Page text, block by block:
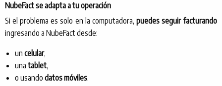
NubeFact se adapta a tu operación
Si el problema es solo en la computadora, puedes seguir facturando
ingresando a NubeFact desde:
un celular,
una tablet,
o usando datos móviles.